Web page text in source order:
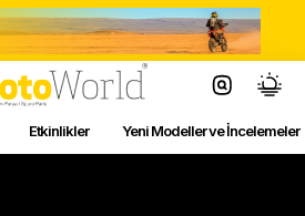
Etkinlikler Yeni Modeller ve İncelemeler